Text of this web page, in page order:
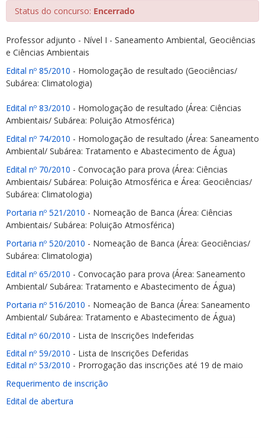
Status do concurso: Encerrado
Professor adjunto - Nível I - Saneamento Ambiental, Geociências
e Ciências Ambientais
Edital nº 85/2010 - Homologação de resultado (Geociências/
Subárea: Climatologia)
Edital nº 83/2010 - Homologação de resultado (Área: Ciências
Ambientais/ Subárea: Poluição Atmosférica)
Edital nº 74/2010 - Homologação de resultado (Área: Saneamento
Ambiental/ Subárea: Tratamento e Abastecimento de Água)
Edital nº 70/2010 - Convocação para prova (Área: Ciências
Ambientais/ Subárea: Poluição Atmosférica e Área: Geociências/
Subárea: Climatologia)
Portaria nº 521/2010 - Nomeação de Banca (Área: Ciências
Ambientais/ Subárea: Poluição Atmosférica)
Portaria nº 520/2010 - Nomeação de Banca (Área: Geociências/
Subárea: Climatologia)
Edital nº 65/2010 - Convocação para prova (Área: Saneamento
Ambiental/ Subárea: Tratamento e Abastecimento de Água)
Portaria nº 516/2010 - Nomeação de Banca (Área: Saneamento
Ambiental/ Subárea: Tratamento e Abastecimento de Água)
Edital nº 60/2010 - Lista de Inscrições Indeferidas
Edital nº 59/2010 - Lista de Inscrições Deferidas
Edital nº 53/2010 - Prorrogação das inscrições até 19 de maio
Requerimento de inscrição
Edital de abertura